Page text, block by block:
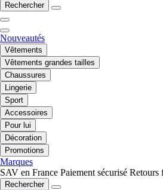
Rechercher
Nouveautés
Vêtements
Vêtements grandes tailles
Chaussures
Lingerie
Sport
Accessoires
Pour lui
Décoration
Promotions
Marques
SAV en France Paiement sécurisé Retours
Rechercher